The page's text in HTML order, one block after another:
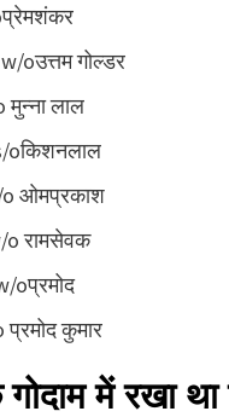
oउत्तम गोल्डर
लाल
oकिशनलाल
o ओमप्रकाश
o रामसेवक
oप्रमोद
प्रमोद कुमार
में रखा